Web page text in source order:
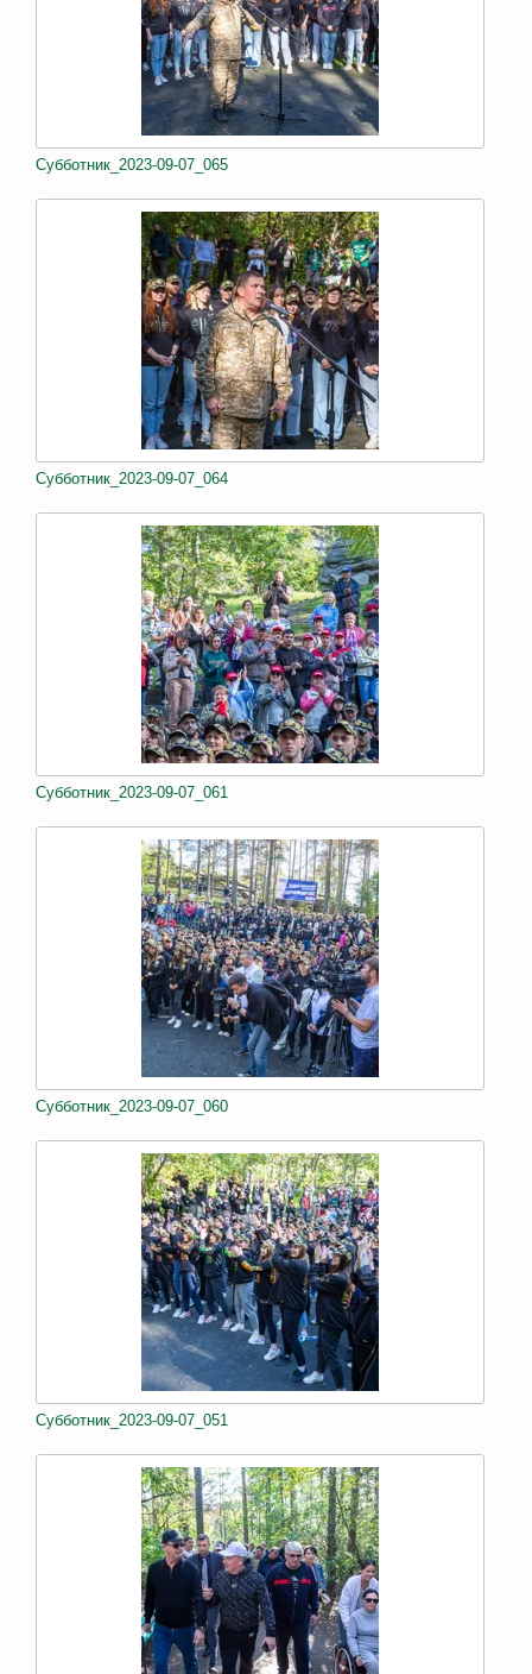
Субботник_2023-09-07_065
Субботник_2023-09-07_064
Субботник_2023-09-07_061
Субботник_2023-09-07_060
Субботник_2023-09-07_051